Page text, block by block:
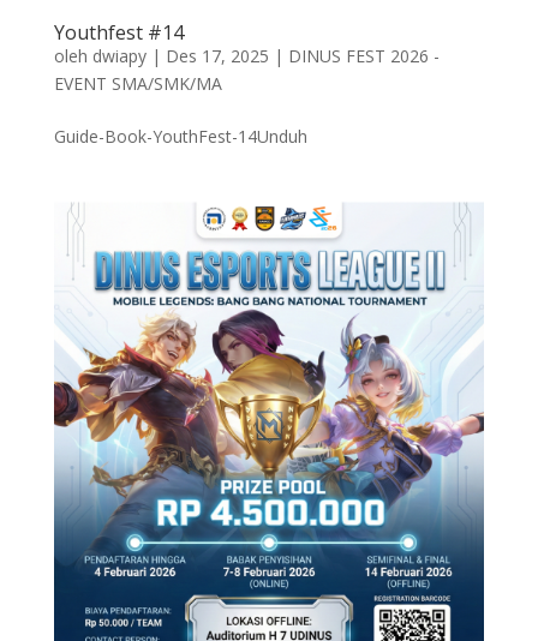
Youthfest #14
oleh dwiapy| Des 17, 2025 | DINUS FEST 2026 -
EVENT SMA/SMK/MA
Guide-Book-YouthFest-14Unduh